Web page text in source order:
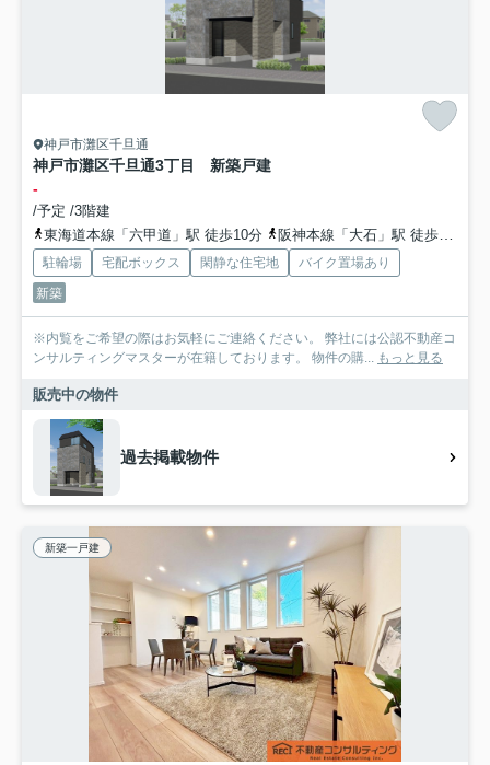
神戸市灘区千旦通
神戸市灘区千旦通3丁目 新築戸建
-
/予定 /3階建
東海道本線「六甲道」駅 徒歩10分
阪神本線「大石」駅 徒歩10分
駐輪場 宅配ボックス 閑静な住宅地
バイク置場あり
新築
※内覧をご希望の際はお気軽にご連絡ください。 弊社には公認不動産コ
ンサルティングマスターが在籍しております。 物件の購... もっと見る
販売中の物件
過去掲載物件
新築一戸建